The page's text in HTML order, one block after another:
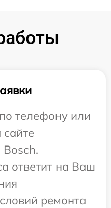
телефону или
сайте
Bosch.
ответит на Ваш
ремонта